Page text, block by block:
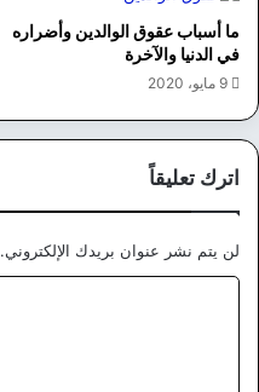
ما أسباب عقوق الوالدين وأضراره
في الدنيا والآخرة
9 مايو، 2020
اترك تعليقاً
لن يتم نشر عنوان بريدك الإلكتروني.